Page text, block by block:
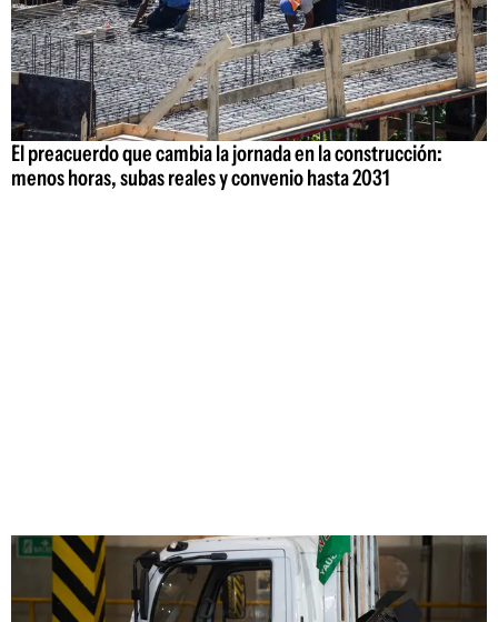
El preacuerdo que cambia la jornada en la construcción:
menos horas, subas reales y convenio hasta 2031